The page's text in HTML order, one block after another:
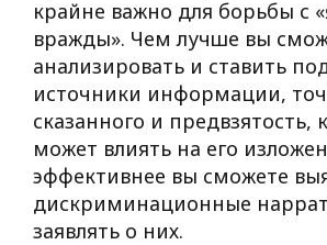
крайне важно для борьбы с
вражды». Чем лучше вы
анализировать и ставить
источники информации,
сказанного и предвзятость,
может влиять на его
эффективнее вы сможете
дискриминационные
заявлять о них.